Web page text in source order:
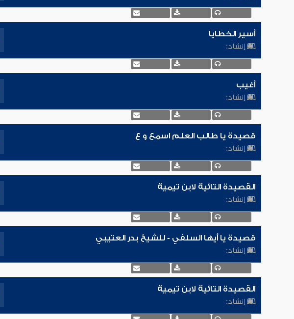
أسير الخطايا
إنشاد:
أغيب
إنشاد:
قصيدة يا طالب العلم اسمع و ع
إنشاد:
القصيدة التائية لابن تيمية
إنشاد:
قصيدة يا أيها السلفي - للشيخ بدر العتيبي
إنشاد:
القصيدة التائية لابن تيمية
إنشاد: